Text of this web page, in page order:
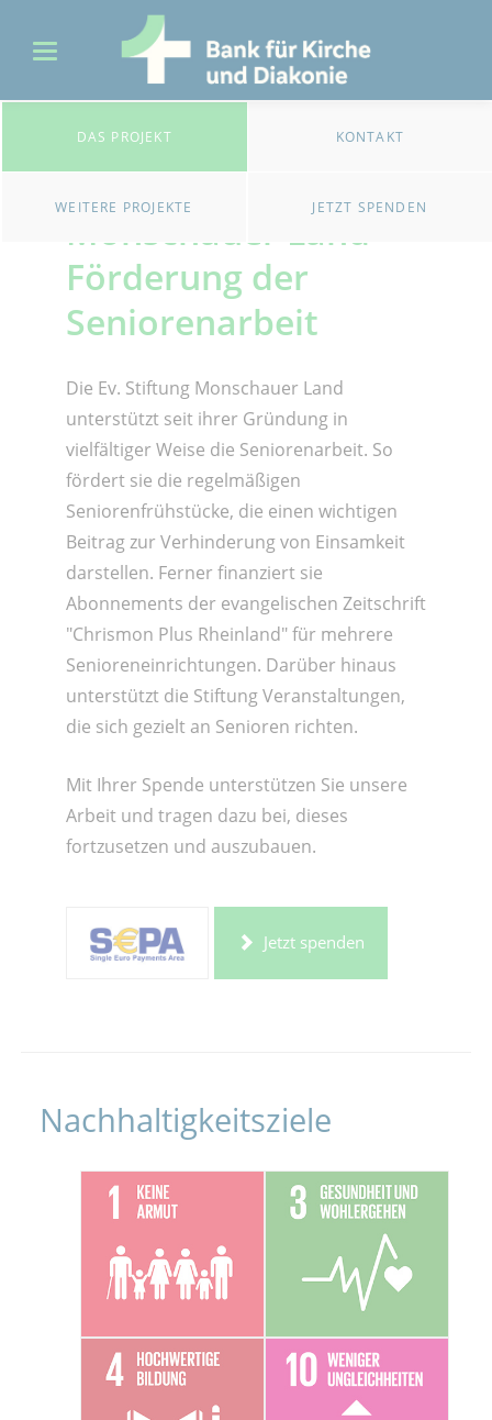
DAS PROJEKT KONTAKT
WEITERE PROJEKTE JETZT SPENDEN
Ev. Stiftung
Monschauer Land -
Förderung der
Seniorenarbeit
Die Ev. Stiftung Monschauer Land
unterstützt seit ihrer Gründung in
vielfältiger Weise die Seniorenarbeit. So
fördert sie die regelmäßigen
Seniorenfrühstücke, die einen wichtigen
Beitrag zur Verhinderung von Einsamkeit
darstellen. Ferner finanziert sie
Abonnements der evangelischen Zeitschrift
"Chrismon Plus Rheinland" für mehrere
Senioreneinrichtungen. Darüber hinaus
unterstützt die Stiftung Veranstaltungen,
die sich gezielt an Senioren richten.
Mit Ihrer Spende unterstützen Sie unsere
Arbeit und tragen dazu bei, dieses
fortzusetzen und auszubauen.
Jetzt spenden
Nachhaltigkeitsziele